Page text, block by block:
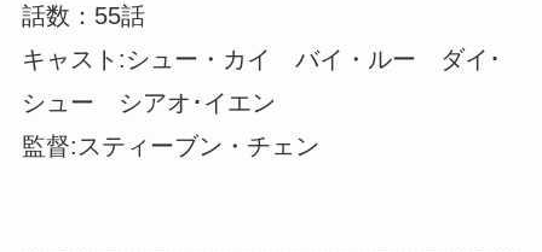
話数：55話
キャスト:シュー・カイ バイ・ルー ダイ･
シュー シアオ･イエン
監督:スティーブン・チェン